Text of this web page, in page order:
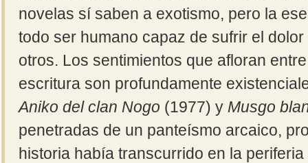
novelas sí saben a exotismo, pero la
todo ser humano capaz de sufrir el
otros. Los sentimientos que afloran
escritura son profundamente
Aniko del clan Nogo (1977) y Musgo
penetradas de un panteísmo arcaico,
historia había transcurrido en la